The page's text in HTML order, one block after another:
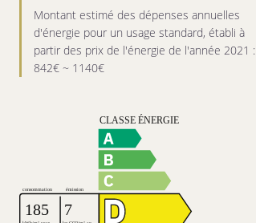
Montant estimé des dépenses annuelles
d'énergie pour un usage standard, établi à
partir des prix de l'énergie de l'année 2021 :
842€ ~ 1140€